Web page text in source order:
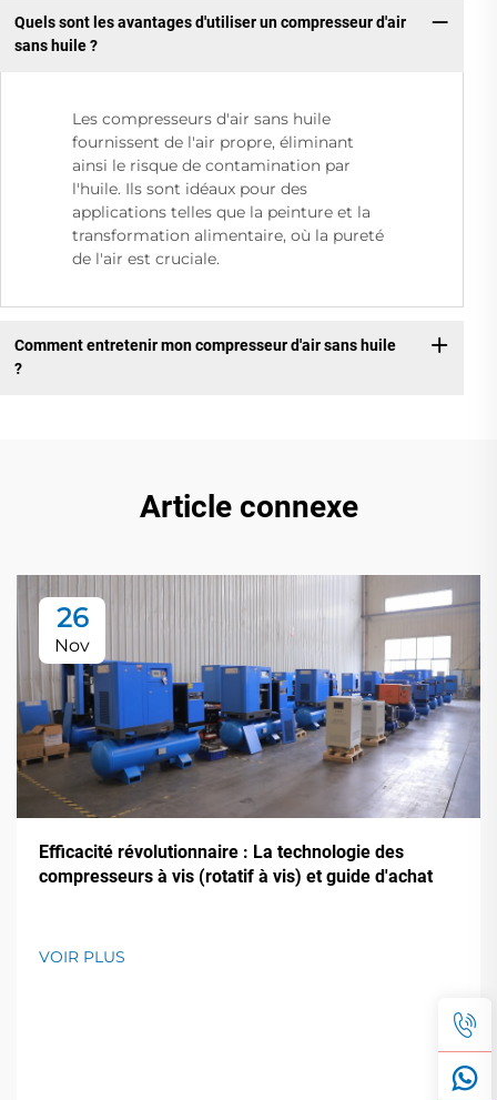
Quels sont les avantages d'utiliser un compresseur d'air
sans huile ?
Les compresseurs d'air sans huile
fournissent de l'air propre, éliminant
ainsi le risque de contamination par
l'huile. Ils sont idéaux pour des
applications telles que la peinture et la
transformation alimentaire, où la pureté
de l'air est cruciale.
Comment entretenir mon compresseur d'air sans huile
?
Article connexe
26
Nov
Efficacité révolutionnaire : La technologie des
compresseurs à vis (rotatif à vis) et guide d'achat
VOIR PLUS